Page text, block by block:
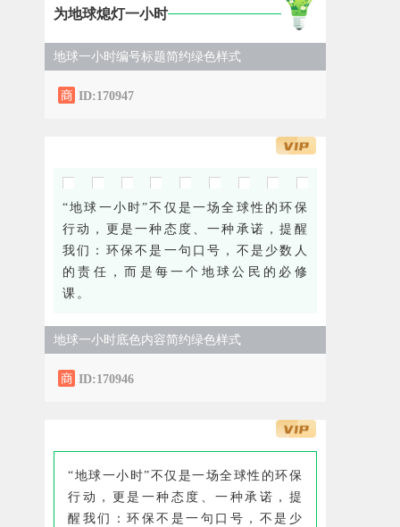
为地球熄灯一小时
地球一小时编号标题简约绿色样式
ID:170947
“地球一小时”不仅是一场全球性的环保
行动，更是一种态度、一种承诺，提醒
我们：环保不是一句口号，不是少数人
的责任，而是每一个地球公民的必修
课。
地球一小时底色内容简约绿色样式
ID:170946
“地球一小时”不仅是一场全球性的环保
行动，更是一种态度、一种承诺，提
醒我们：环保不是一句口号，不是少